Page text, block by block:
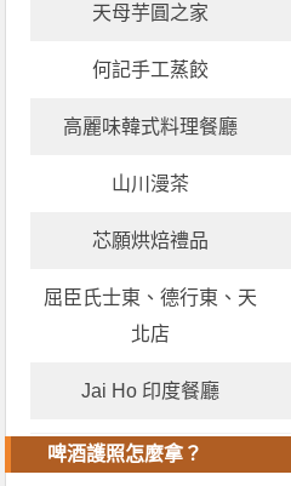
天母芋圓之家
何記手工蒸餃
高麗味韓式料理餐廳
山川漫茶
芯願烘焙禮品
屈臣氏士東、德行東、天
北店
Jai Ho 印度餐廳
啤酒護照怎麼拿？